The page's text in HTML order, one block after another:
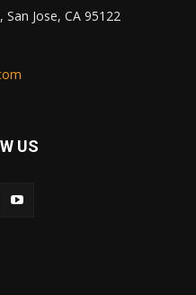
Jose, CA 95122
US